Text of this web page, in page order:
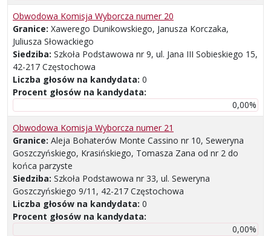
Obwodowa Komisja Wyborcza numer 20
Granice: Xawerego Dunikowskiego, Janusza Korczaka,
Juliusza Słowackiego
Siedziba: Szkoła Podstawowa nr 9, ul. Jana III Sobieskiego 15,
42-217 Częstochowa
Liczba głosów na kandydata: 0
Procent głosów na kandydata:
0,00%
Obwodowa Komisja Wyborcza numer 21
Granice: Aleja Bohaterów Monte Cassino nr 10, Seweryna
Goszczyńskiego, Krasińskiego, Tomasza Zana od nr 2 do
końca parzyste
Siedziba: Szkoła Podstawowa nr 33, ul. Seweryna
Goszczyńskiego 9/11, 42-217 Częstochowa
Liczba głosów na kandydata: 0
Procent głosów na kandydata:
0,00%